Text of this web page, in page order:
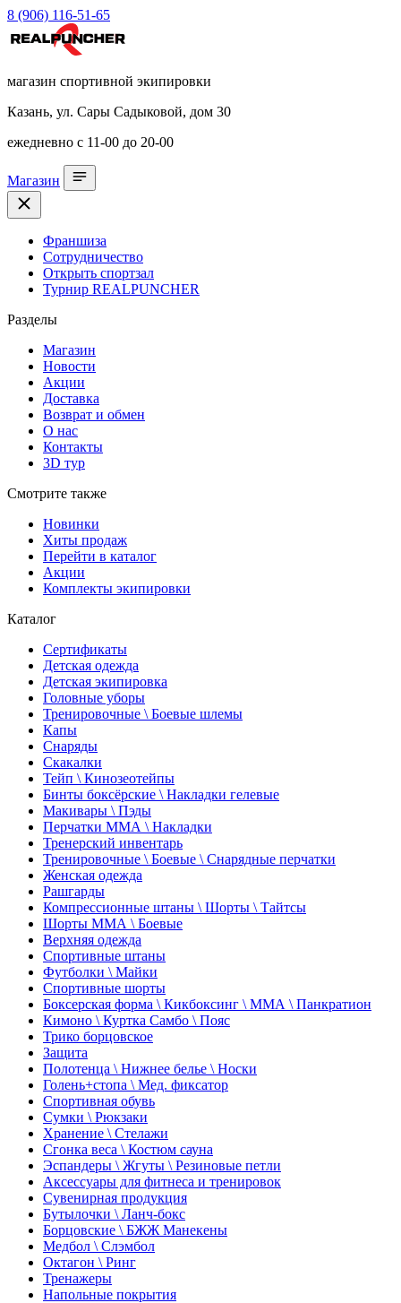
8 (906) 116-51-65
магазин спортивной экипировки
Казань, ул. Сары Садыковой, дом 30
ежедневно с 11-00 до 20-00
Магазин
Франшиза
Сотрудничество
Открыть спортзал
Турнир REALPUNCHER
Разделы
Магазин
Новости
Акции
Доставка
Возврат и обмен
О нас
Контакты
3D тур
Смотрите также
Новинки
Хиты продаж
Перейти в каталог
Акции
Комплекты экипировки
Каталог
Сертификаты
Детская одежда
Детская экипировка
Головные уборы
Тренировочные \ Боевые шлемы
Капы
Снаряды
Скакалки
Тейп \ Кинозеотейпы
Бинты боксёрские \ Накладки гелевые
Макивары \ Пэды
Перчатки ММА \ Накладки
Тренерский инвентарь
Тренировочные \ Боевые \ Снарядные перчатки
Женская одежда
Рашгарды
Компрессионные штаны \ Шорты \ Тайтсы
Шорты ММА \ Боевые
Верхняя одежда
Спортивные штаны
Футболки \ Майки
Спортивные шорты
Боксерская форма \ Кикбоксинг \ ММА \ Панкратион
Кимоно \ Куртка Самбо \ Пояс
Трико борцовское
Защита
Полотенца \ Нижнее белье \ Носки
Голень+стопа \ Мед. фиксатор
Спортивная обувь
Сумки \ Рюкзаки
Хранение \ Стелажи
Сгонка веса \ Костюм сауна
Эспандеры \ Жгуты \ Резиновые петли
Аксессуары для фитнеса и тренировок
Сувенирная продукция
Бутылочки \ Ланч-бокс
Борцовские \ БЖЖ Манекены
Медбол \ Слэмбол
Октагон \ Ринг
Тренажеры
Напольные покрытия